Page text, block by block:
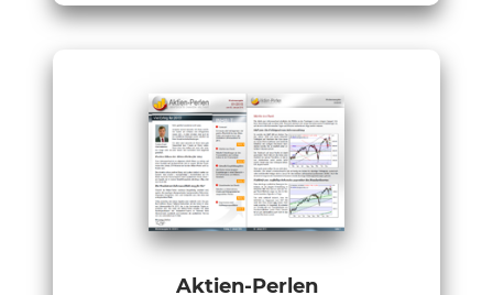
Aktien-Perlen